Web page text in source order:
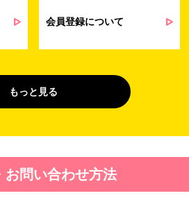
お客様の作品紹介を通した販促活動のた
することが予定される場合の事項
ーソナライズ広告配信および効果測定・
末情報、（同意時）メールアドレス等の
会員登録について
もっと見る
お問い合わせ方法